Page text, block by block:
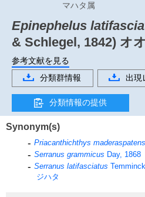
マハタ属
Epinephelus
& Schlegel, 1842) オ
参考文献を見る
分類群情報
出現
分類情報の提供
Synonym(s)
Priacanthichthys
Serranus grammicus Day, 1868
Serranus latifasciatus
ジハタ